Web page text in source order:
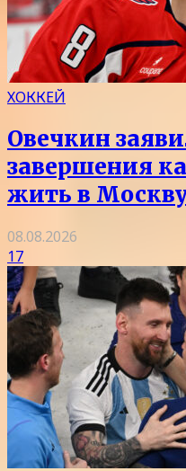
ХОККЕЙ
Овечкин
завершения
жить в
08.08.2026
17